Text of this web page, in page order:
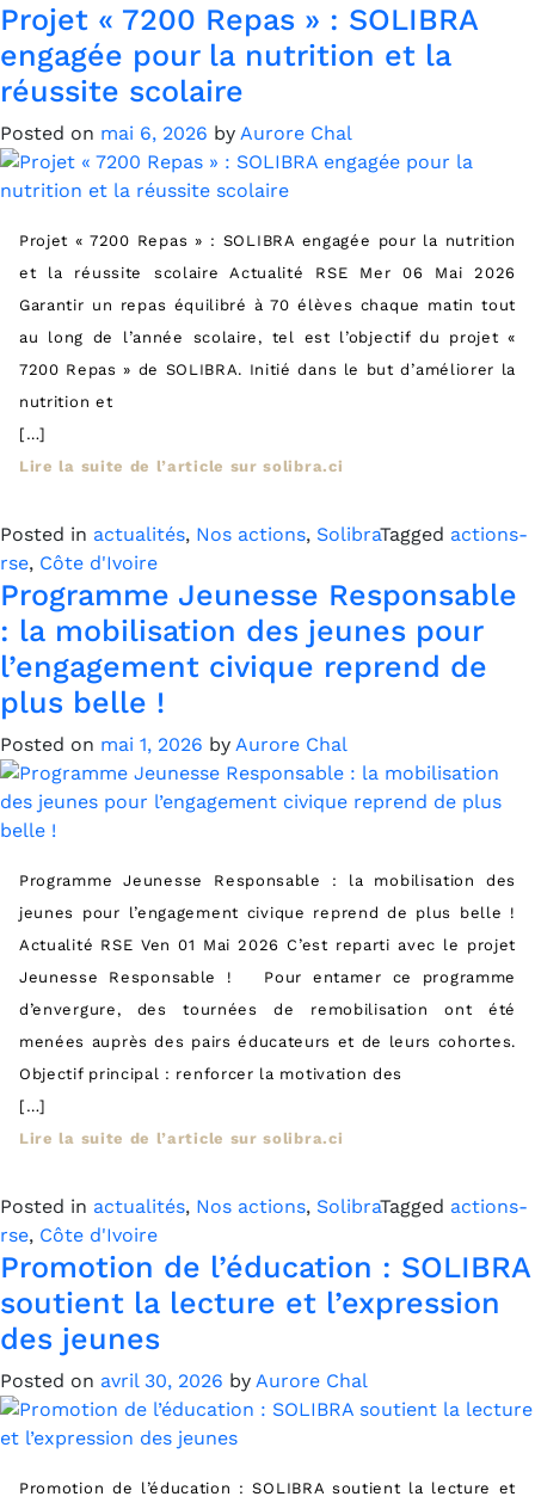
Projet « 7200 Repas » : SOLIBRA
engagée pour la nutrition et la
réussite scolaire
Posted on mai 6, 2026 by Aurore Chal
Projet « 7200 Repas » : SOLIBRA engagée pour la nutrition
et la réussite scolaire Actualité RSE Mer 06 Mai 2026
Garantir un repas équilibré à 70 élèves chaque matin tout
au long de l’année scolaire, tel est l’objectif du projet «
7200 Repas » de SOLIBRA. Initié dans le but d’améliorer la
nutrition et
[…]
Lire la suite de l’article sur solibra.ci
Posted in actualités, Nos actions, SolibraTagged actions-
rse, Côte d'Ivoire
Programme Jeunesse Responsable
: la mobilisation des jeunes pour
l’engagement civique reprend de
plus belle !
Posted on mai 1, 2026 by Aurore Chal
Programme Jeunesse Responsable : la mobilisation des
jeunes pour l’engagement civique reprend de plus belle !
Actualité RSE Ven 01 Mai 2026 C’est reparti avec le projet
Jeunesse Responsable ! Pour entamer ce programme
d’envergure, des tournées de remobilisation ont été
menées auprès des pairs éducateurs et de leurs cohortes.
Objectif principal : renforcer la motivation des
[…]
Lire la suite de l’article sur solibra.ci
Posted in actualités, Nos actions, SolibraTagged actions-
rse, Côte d'Ivoire
Promotion de l’éducation : SOLIBRA
soutient la lecture et l’expression
des jeunes
Posted on avril 30, 2026 by Aurore Chal
Promotion de l’éducation : SOLIBRA soutient la lecture et